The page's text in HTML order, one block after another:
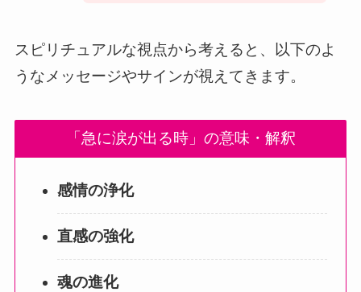
スピリチュアルな視点から考えると、以下のよ
うなメッセージやサインが視えてきます。
「急に涙が出る時」の意味・解釈
感情の浄化
直感の強化
魂の進化